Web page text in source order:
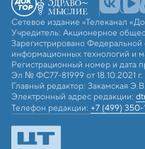
Сетевое издание «Телеканал
Учредитель: Акционерное
Зарегистрировано
информационных технологий и
Регистрационный номер и дата
Эл № ФС77-81999 от 18.10.2021 г.
Главный редактор: Закамская Э.В.
Электронный адрес редакции:
Телефон редакции: +7 (499)